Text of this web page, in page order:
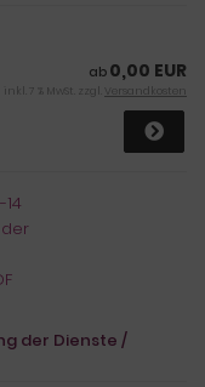
ab 0,00 EUR
inkl. 7 % MwSt. zzgl. Versandkosten
der Dienste /